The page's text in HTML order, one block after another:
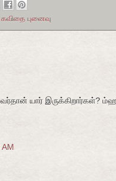
புனைவு
யார் இருக்கிறார்கள்?